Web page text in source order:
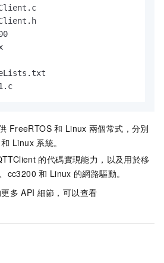
FreeRTOS 和 Linux 兩個常式，分別
和 Linux 系統。
的代碼實現能力，以及用於移
cc3200 和 Linux 的網路驅動。
多 API 細節，可以查看